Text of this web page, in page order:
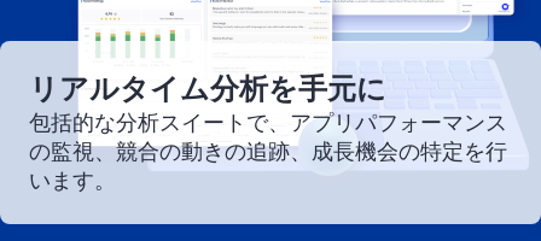
リアルタイム分析を手元に
包括的な分析スイートで、アプリパフォーマンス
の監視、競合の動きの追跡、成長機会の特定を行
います。